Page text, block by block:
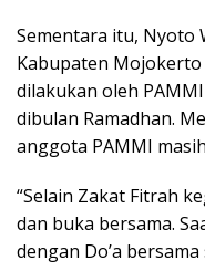
Sementara itu, Nyoto
Kabupaten
dilakukan oleh
dibulan Ramadhan.
anggota PAMMI
“Selain Zakat Fitrah
dan buka bersama.
dengan Do’a